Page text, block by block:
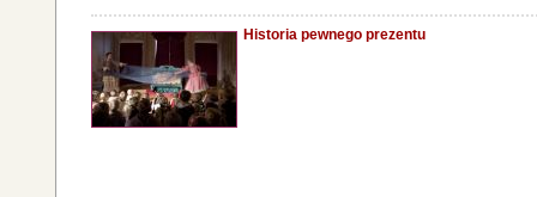
Historia pewnego prezentu